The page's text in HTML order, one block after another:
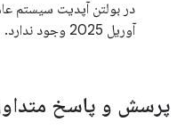
آوریل 2025 وجود ندارد.
پرسش و پاسخ